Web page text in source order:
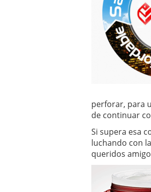
perforar, para
de continuar
Si supera esa
luchando con
queridos